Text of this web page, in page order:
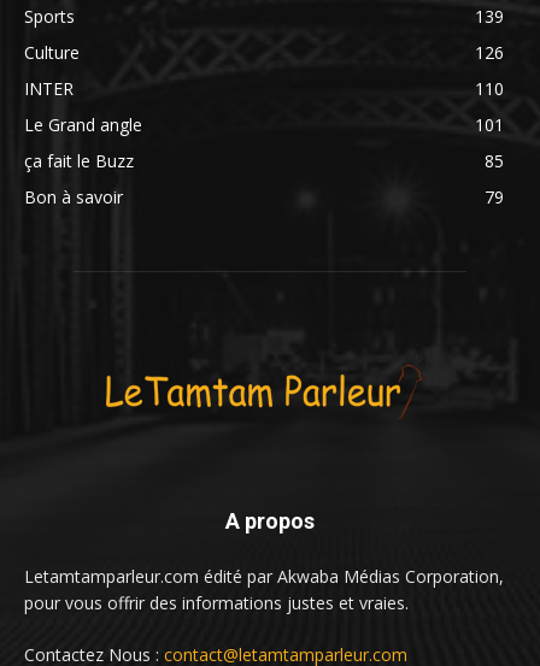
Sports
139
Culture
126
INTER
110
Le Grand angle
101
ça fait le Buzz
85
Bon à savoir
79
A propos
Letamtamparleur.com édité par Akwaba Médias Corporation,
pour vous offrir des informations justes et vraies.
Contactez Nous : contact@letamtamparleur.com